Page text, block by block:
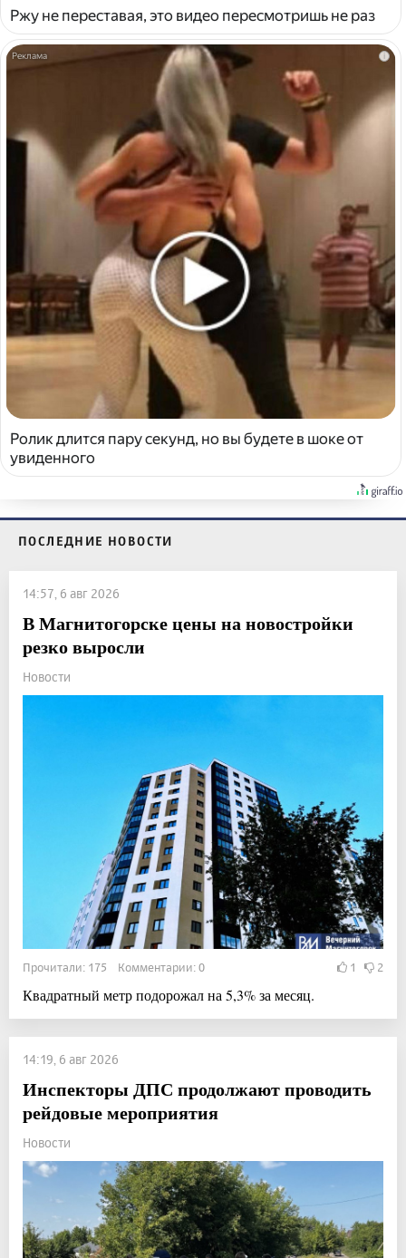
Ржу не переставая, это видео пересмотришь не раз
i
Ролик длится пару секунд, но вы будете в шоке от
увиденного
ПОСЛЕДНИЕ НОВОСТИ
14:57, 6 авг 2026
В Магнитогорске цены на новостройки
резко выросли
Новости
Прочитали: 175 Комментарии: 0 1 2
Квадратный метр подорожал на 5,3% за месяц.
14:19, 6 авг 2026
Инспекторы ДПС продолжают проводить
рейдовые мероприятия
Новости